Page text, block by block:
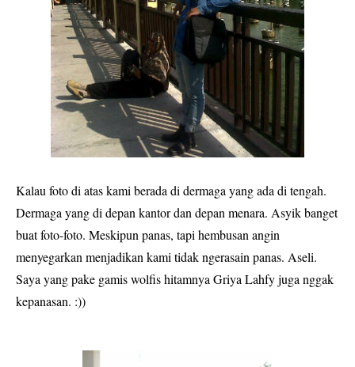
Kalau foto di atas kami berada di dermaga yang ada di tengah.
Dermaga yang di depan kantor dan depan menara. Asyik banget
buat foto-foto. Meskipun panas, tapi hembusan angin
menyegarkan menjadikan kami tidak ngerasain panas. Aseli.
Saya yang pake gamis wolfis hitamnya Griya Lahfy juga nggak
kepanasan. :))